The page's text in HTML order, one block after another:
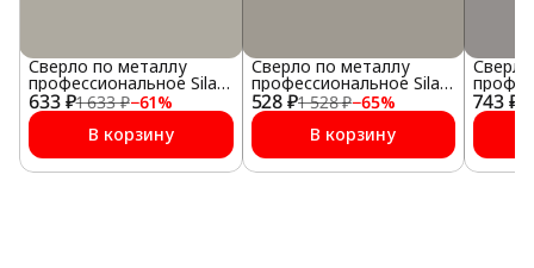
633 ₽1 633 ₽−61%
Сверло по металлу
профессиональное Sila
НSS-G 10,0х87х133мм
В корзину
528 ₽1 528 ₽−65%
Сверло по металлу
профессиональное Sila
НSS-G 9,0х81х125мм
В корзину
743 ₽
НSS-G